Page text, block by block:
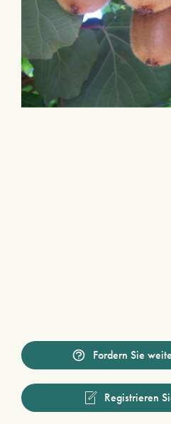
Fordern Sie
Registrieren